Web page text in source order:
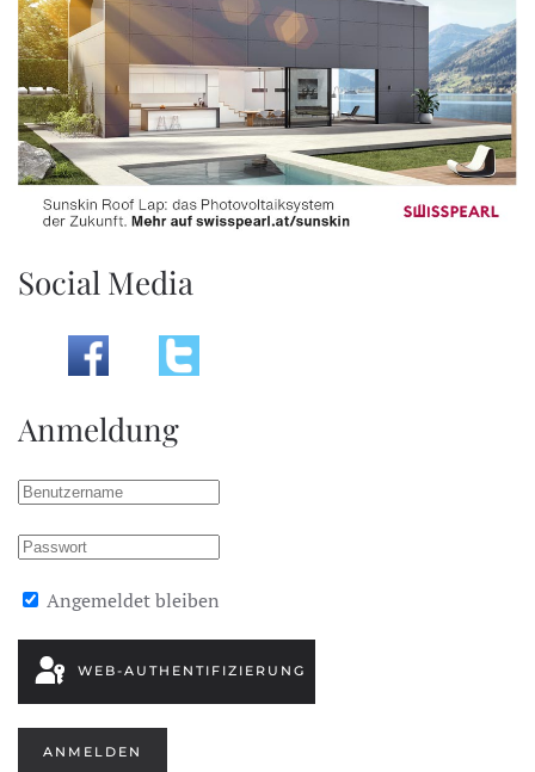
Social Media
Anmeldung
Angemeldet bleiben
WEB-AUTHENTIFIZIERUNG
ANMELDEN